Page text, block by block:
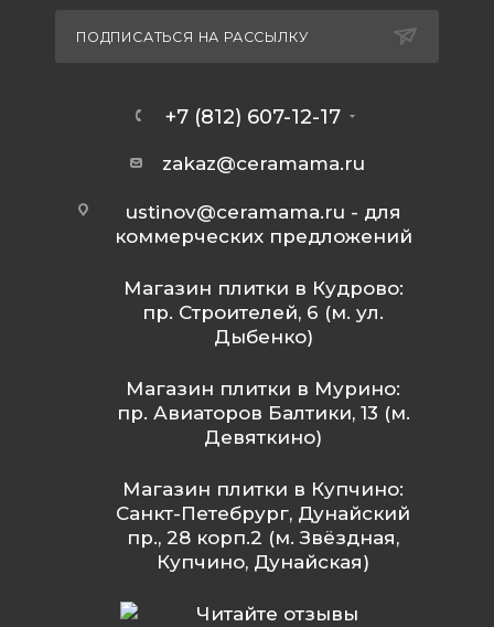
ПОДПИСАТЬСЯ НА РАССЫЛКУ
+7 (812) 607-12-17
zakaz@ceramama.ru
ustinov@ceramama.ru - для
коммерческих предложений
Магазин плитки в Кудрово:
пр. Строителей, 6 (м. ул.
Дыбенко)
Магазин плитки в Мурино:
пр. Авиаторов Балтики, 13 (м.
Девяткино)
Магазин плитки в Купчино:
Санкт-Петебрург, Дунайский
пр., 28 корп.2 (м. Звёздная,
Купчино, Дунайская)